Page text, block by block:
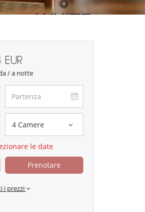
/ a notte
4 Camere
le date
Prenotare
i prezzi